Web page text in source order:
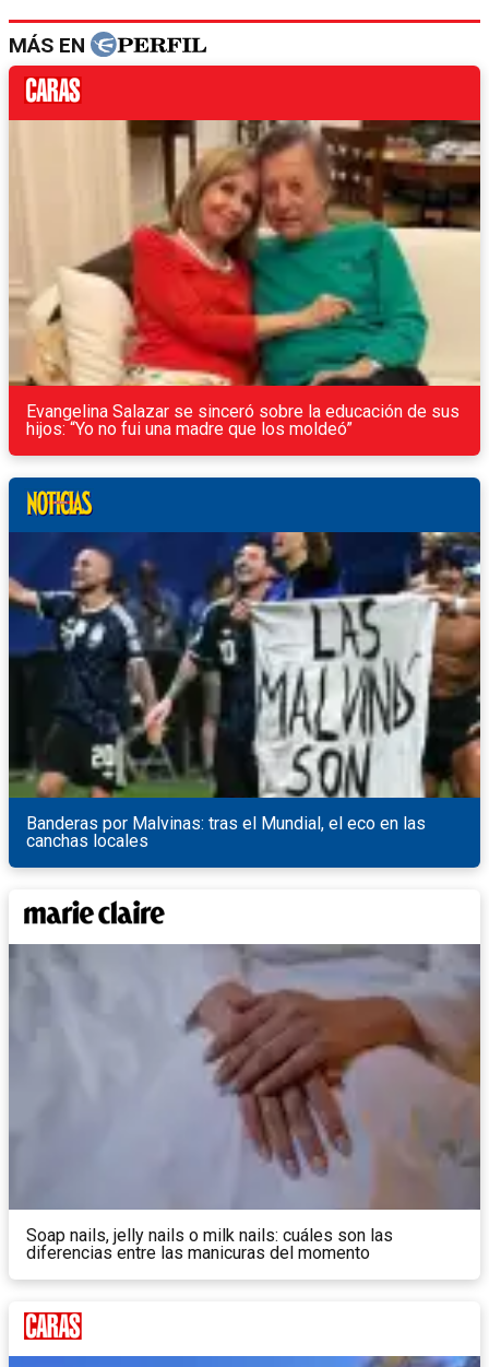
MÁS EN
Evangelina Salazar se sinceró sobre la educación de sus
hijos: “Yo no fui una madre que los moldeó”
Banderas por Malvinas: tras el Mundial, el eco en las
canchas locales
Soap nails, jelly nails o milk nails: cuáles son las
diferencias entre las manicuras del momento